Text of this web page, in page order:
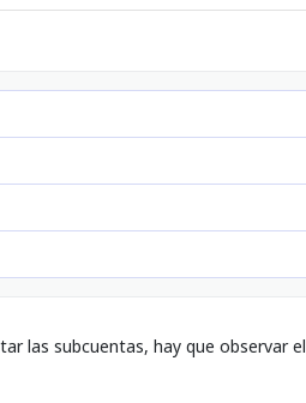
las subcuentas, hay que observar el